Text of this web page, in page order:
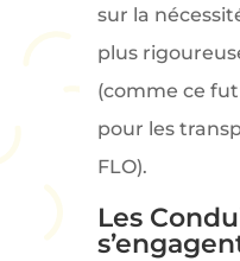
sur la
plus
(comme ce
pour les
FLO).
Les